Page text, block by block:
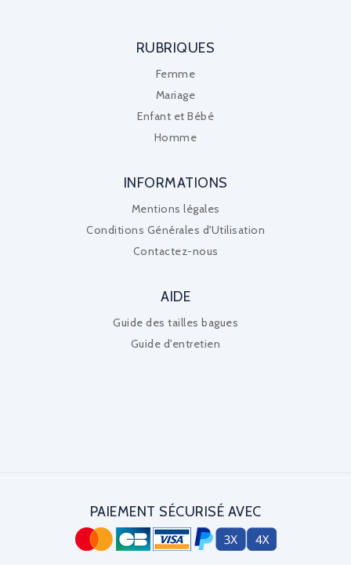
RUBRIQUES
Femme
Mariage
Enfant et Bébé
Homme
INFORMATIONS
Mentions légales
Conditions Générales d'Utilisation
Contactez-nous
AIDE
Guide des tailles bagues
Guide d'entretien
PAIEMENT SÉCURISÉ AVEC